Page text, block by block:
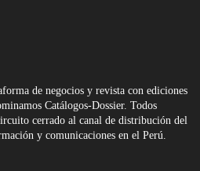
de negocios y revista con ediciones
Catálogos-Dossier. Todos
cerrado al canal de distribución del
y comunicaciones en el Perú.